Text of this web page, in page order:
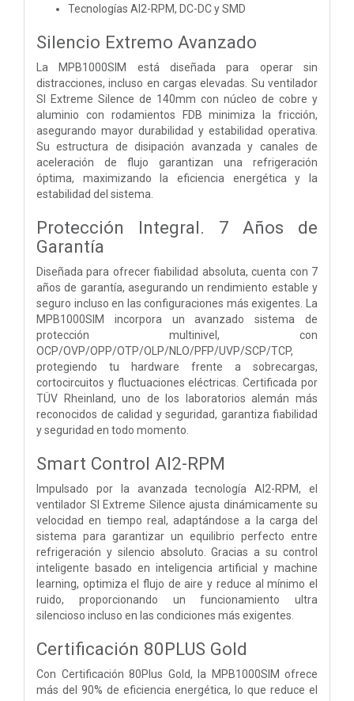
Tecnologías AI2-RPM, DC-DC y SMD
Silencio Extremo Avanzado
La MPB1000SIM está diseñada para operar sin
distracciones, incluso en cargas elevadas. Su ventilador
SI Extreme Silence de 140mm con núcleo de cobre y
aluminio con rodamientos FDB minimiza la fricción,
asegurando mayor durabilidad y estabilidad operativa.
Su estructura de disipación avanzada y canales de
aceleración de flujo garantizan una refrigeración
óptima, maximizando la eficiencia energética y la
estabilidad del sistema.
Protección Integral. 7 Años de
Garantía
Diseñada para ofrecer fiabilidad absoluta, cuenta con 7
años de garantía, asegurando un rendimiento estable y
seguro incluso en las configuraciones más exigentes. La
MPB1000SIM incorpora un avanzado sistema de
protección multinivel, con
OCP/OVP/OPP/OTP/OLP/NLO/PFP/UVP/SCP/TCP,
protegiendo tu hardware frente a sobrecargas,
cortocircuitos y fluctuaciones eléctricas. Certificada por
TÜV Rheinland, uno de los laboratorios alemán más
reconocidos de calidad y seguridad, garantiza fiabilidad
y seguridad en todo momento.
Smart Control AI2-RPM
Impulsado por la avanzada tecnología AI2-RPM, el
ventilador SI Extreme Silence ajusta dinámicamente su
velocidad en tiempo real, adaptándose a la carga del
sistema para garantizar un equilibrio perfecto entre
refrigeración y silencio absoluto. Gracias a su control
inteligente basado en inteligencia artificial y machine
learning, optimiza el flujo de aire y reduce al mínimo el
ruido, proporcionando un funcionamiento ultra
silencioso incluso en las condiciones más exigentes.
Certificación 80PLUS Gold
Con Certificación 80Plus Gold, la MPB1000SIM ofrece
más del 90% de eficiencia energética, lo que reduce el